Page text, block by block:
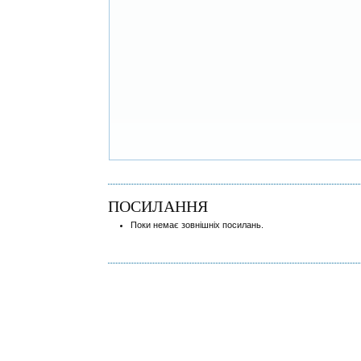
ПОСИЛАННЯ
Поки немає зовнішніх посилань.